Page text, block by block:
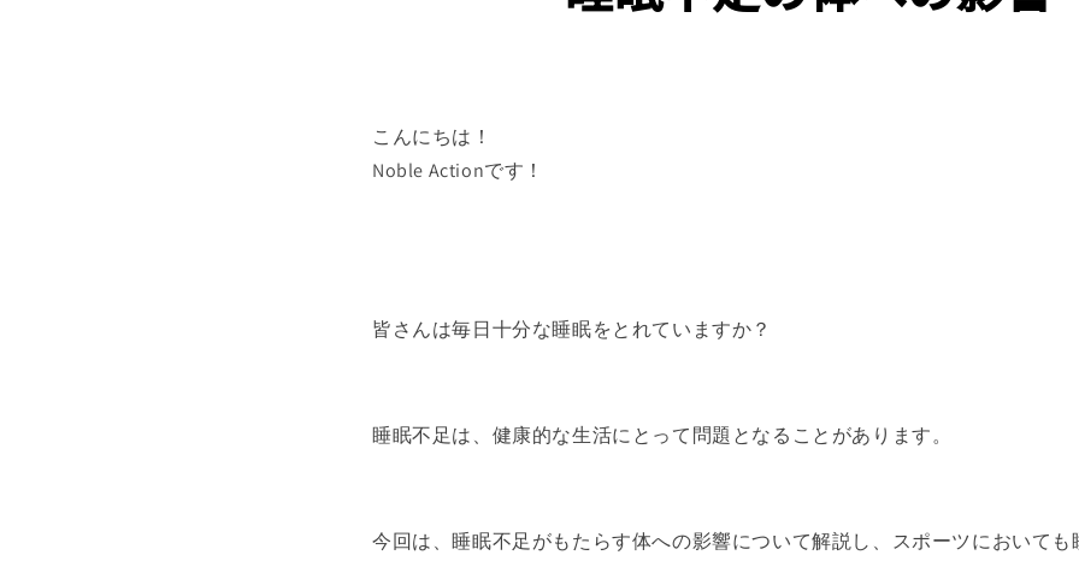
こんにちは！
Noble Actionです！
皆さんは毎日十分な睡眠をとれていますか？
睡眠不足は、健康的な生活にとって問題となることがあります。
今回は、睡眠不足がもたらす体への影響について解説し、スポーツにおいても